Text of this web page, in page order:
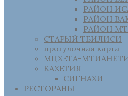
РАЙОН
РАЙОН
РАЙОН
СТАРЫЙ ТБИЛИСИ
прогулочная карта
МЦХЕТА-
КАХЕТИЯ
СИГНАХИ
РЕСТОРАНЫ